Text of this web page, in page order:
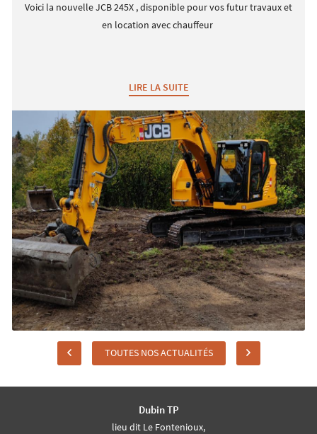
Voici la nouvelle JCB 245X , disponible pour vos futur travaux et
en location avec chauffeur
LIRE LA SUITE
TOUTES NOS ACTUALITÉS
Dubin TP
lieu dit Le Fontenioux,